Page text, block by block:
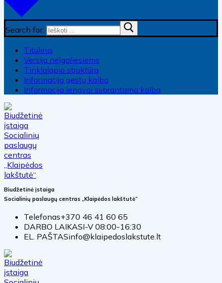
Search for:
Titulinis
Versija neįgaliesiems
Tinklalapio struktūra
Informacija gestų kalba
Informacija lengvai suprantama kalba
Biudžetinė įstaiga
Socialinių paslaugų centras „Klaipėdos lakštutė“
Telefonas+370 46 41 60 65
DARBO LAIKASI-V 08:00-16:30
EL. PAŠTASinfo@klaipedoslakstute.lt